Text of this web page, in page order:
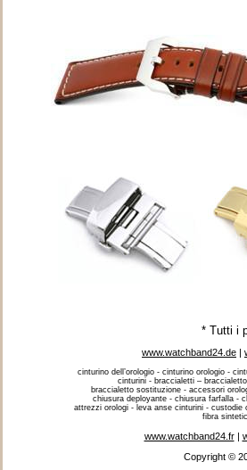
* Tutti i
www.watchband24.de |
cinturino dell’orologio - cinturino orologio -
cinturini - braccialetti –
braccialetto sostituzione - accessori
chiusura deployante - chiusura farfalla -
attrezzi orologi - leva anse cinturini -
fibra
www.watchband24.fr|
Copyright ©